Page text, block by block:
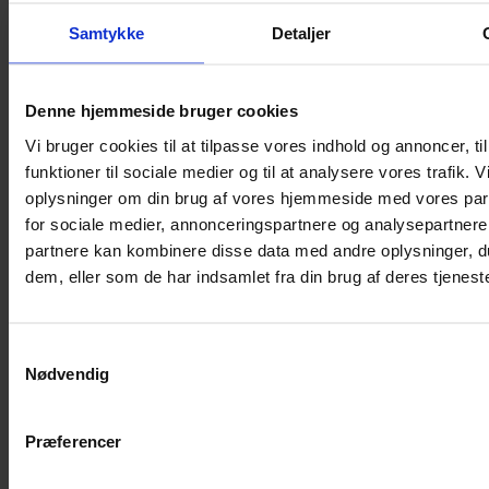
Samtykke Detaljer
Denne hjemmeside bruger cookies
Vi bruger cookies til at tilpasse vores indhold og annoncer,
funktioner til sociale medier og til at analysere vores trafik.
oplysninger om din brug af vores hjemmeside med vores
for sociale medier, annonceringspartnere og
partnere kan kombinere disse data med andre oplysninger,
dem, eller som de har indsamlet fra din brug af deres
Nødvendig
Præferencer
127,00kr.